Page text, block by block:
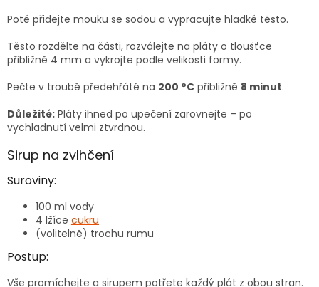
Poté přidejte mouku se sodou a vypracujte hladké těsto.
Těsto rozdělte na části, rozválejte na pláty o tloušťce
přibližně 4 mm a vykrojte podle velikosti formy.
Pečte v troubě předehřáté na 200 °C přibližně 8 minut.
Důležité: Pláty ihned po upečení zarovnejte – po
vychladnutí velmi ztvrdnou.
Sirup na zvlhčení
Suroviny:
100 ml vody
4 lžíce cukru
(volitelně) trochu rumu
Postup:
Vše promíchejte a sirupem potřete každý plát z obou stran.